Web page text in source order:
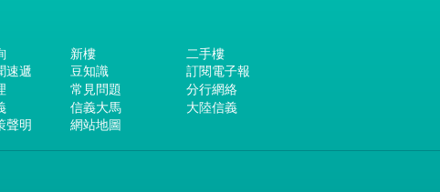
新樓
二手樓
速遞 豆知識
訂閱電子報
常見問題
分行網絡
信義大馬
大陸信義
聲明 網站地圖